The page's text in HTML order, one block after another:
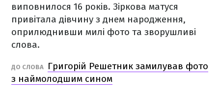
виповнилося 16 років. Зіркова матуся
привітала дівчину з днем народження,
оприлюднивши милі фото та зворушливі
слова.
ДО СЛОВА
Григорій Решетник замилував фото
з наймолодшим сином